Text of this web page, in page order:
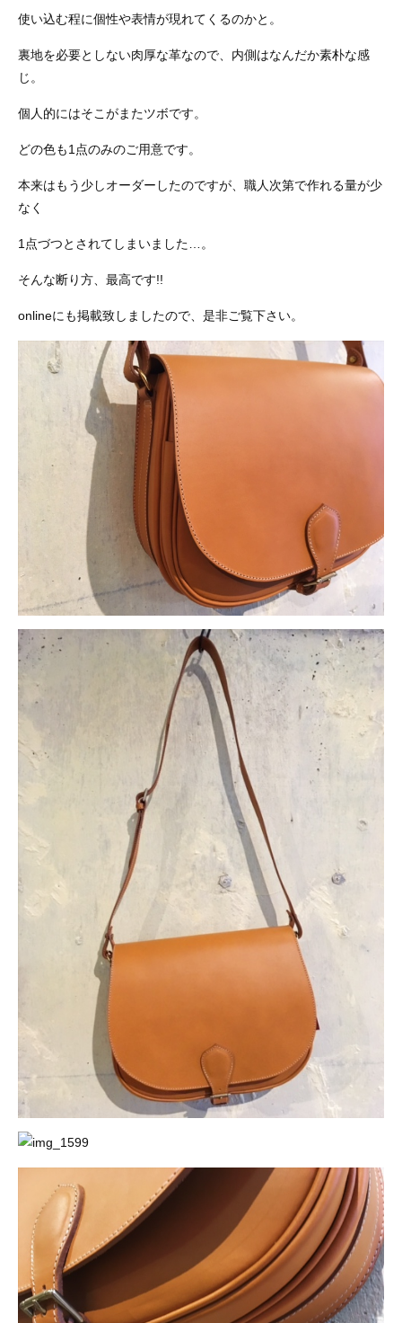
使い込む程に個性や表情が現れてくるのかと。
裏地を必要としない肉厚な革なので、内側はなんだか素朴な感
じ。
個人的にはそこがまたツボです。
どの色も1点のみのご用意です。
本来はもう少しオーダーしたのですが、職人次第で作れる量が少
なく
1点づつとされてしまいました…。
そんな断り方、最高です!!
onlineにも掲載致しましたので、是非ご覧下さい。